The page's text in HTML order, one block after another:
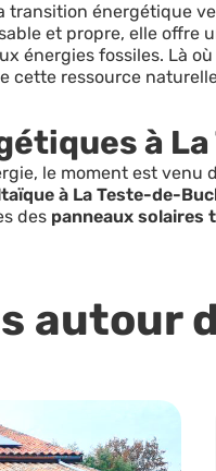
énergétique
et propre, elle offre
énergies fossiles. Là
cette ressource
à
le moment est
à La Teste-de-
des panneaux solaires
autour